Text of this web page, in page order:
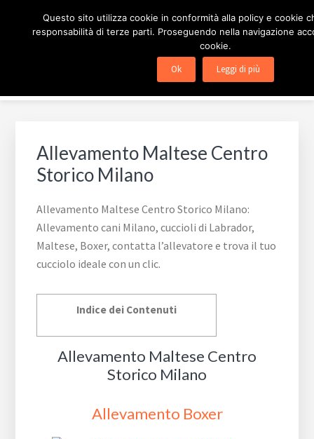
ALLEVAMENTO CANI
Allevamento cani Milano, cuccioli di Labrador, Maltese,
Boxer, contatta l'allevatore e trova il tuo cucciolo ideale
con un clic.
Allevamento Maltese Centro
Storico Milano
Allevamento Maltese Centro Storico Milano:
Allevamento cani Milano, cuccioli di Labrador,
Maltese, Boxer, contatta l’allevatore e trova il tuo
cucciolo ideale con un clic.
Indice dei Contenuti
Allevamento Maltese Centro
Storico Milano
Allevamento Boxer
Questo sito utilizza cookie in conformità alla policy e cookie
responsabilità di terze parti. Proseguendo nella navigazione
cookie.
Ok Leggi di più